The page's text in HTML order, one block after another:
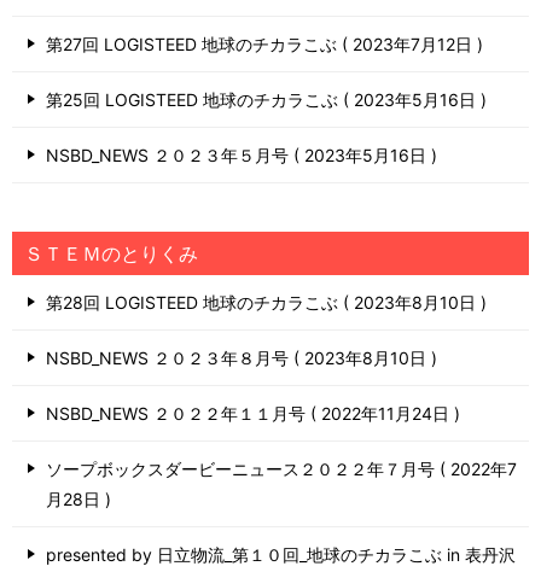
第27回 LOGISTEED 地球のチカラこぶ 2023年7月12日
第25回 LOGISTEED 地球のチカラこぶ 2023年5月16日
NSBD_NEWS ２０２３年５月号 2023年5月16日
ＳＴＥＭのとりくみ
第28回 LOGISTEED 地球のチカラこぶ 2023年8月10日
NSBD_NEWS ２０２３年８月号 2023年8月10日
NSBD_NEWS ２０２２年１１月号 2022年11月24日
ソープボックスダービーニュース２０２２年７月号
2022年7
月28日
presented by 日立物流_第１０回_地球のチカラこぶ in 表丹沢